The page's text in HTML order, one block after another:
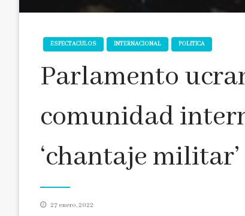
ESPECTACULOS INTERNACIONAL POLITICA
Parlamento
comunidad
‘chantaje
Publicado
27 enero, 2022